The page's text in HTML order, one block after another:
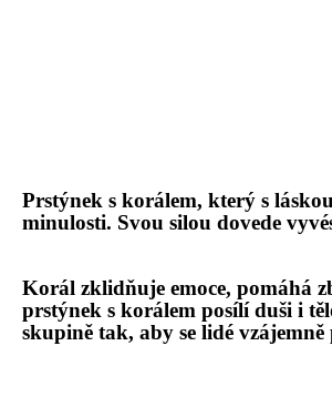
Prstýnek s korálem, který s l
minulosti. Svou silou dovede vyvé
Korál zklidňuje emoce, pomáhá
prstýnek s korálem posílí duši i
skupině tak, aby se lidé